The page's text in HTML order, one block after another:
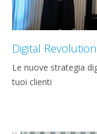
Digital Revolution
Le nuove strategia
tuoi clienti